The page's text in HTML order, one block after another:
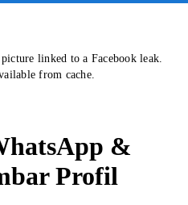
linked to a Facebook leak.
from cache.
&
Profil